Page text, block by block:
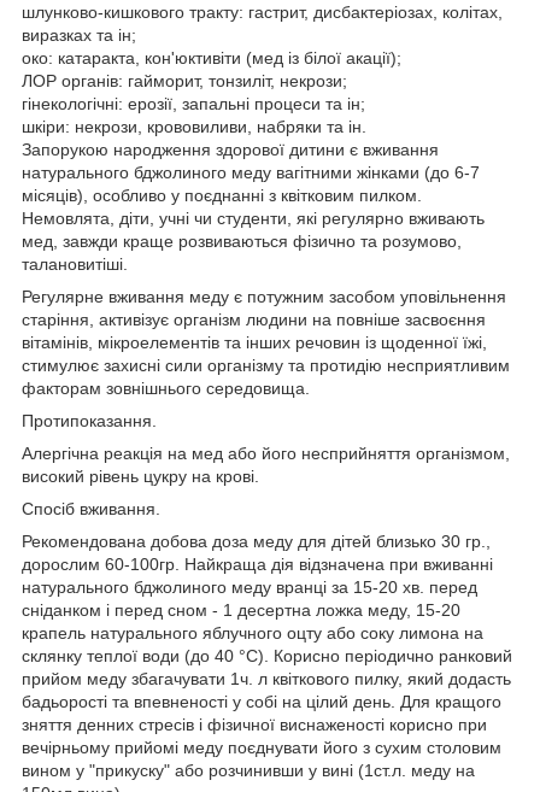
шлунково-кишкового тракту: гастрит, дисбактеріозах, колітах,
виразках та ін;
око: катаракта, кон'юктивіти (мед із білої акації);
ЛОР органів: гайморит, тонзиліт, некрози;
гінекологічні: ерозії, запальні процеси та ін;
шкіри: некрози, крововиливи, набряки та ін.
Запорукою народження здорової дитини є вживання
натурального бджолиного меду вагітними жінками (до 6-7
місяців), особливо у поєднанні з квітковим пилком.
Немовлята, діти, учні чи студенти, які регулярно вживають
мед, завжди краще розвиваються фізично та розумово,
талановитіші.
Регулярне вживання меду є потужним засобом уповільнення
старіння, активізує організм людини на повніше засвоєння
вітамінів, мікроелементів та інших речовин із щоденної їжі,
стимулює захисні сили організму та протидію несприятливим
факторам зовнішнього середовища.
Протипоказання.
Алергічна реакція на мед або його несприйняття організмом,
високий рівень цукру на крові.
Спосіб вживання.
Рекомендована добова доза меду для дітей близько 30 гр.,
дорослим 60-100гр. Найкраща дія відзначена при вживанні
натурального бджолиного меду вранці за 15-20 хв. перед
сніданком і перед сном - 1 десертна ложка меду, 15-20
крапель натурального яблучного оцту або соку лимона на
склянку теплої води (до 40 °С). Корисно періодично ранковий
прийом меду збагачувати 1ч. л квіткового пилку, який додасть
бадьорості та впевненості у собі на цілий день. Для кращого
зняття денних стресів і фізичної виснаженості корисно при
вечірньому прийомі меду поєднувати його з сухим столовим
вином у "прикуску" або розчинивши у вині (1ст.л. меду на